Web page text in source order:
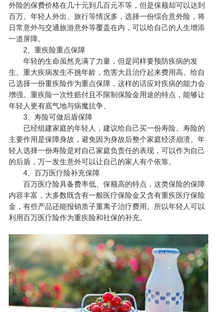
外险的保费价格在几十元到几百元不等，但是保额却可以达到
百万。年轻人外出、旅行等情况多，选择一份综合意外险，将
日常意外与交通旅游意外等覆盖在内，可以给自己的人生增添
一道屏障。
2、重疾险重点保障
年轻的生命虽然充满了力量，但是同样要预防疾病的发
生。重大疾病发生不挑年龄，危害大且治疗起来费用高。给自
己选择一份重疾险作为重点保障，这样的话应对疾病的能力会
增强。重疾险一次性赔付且不限制保险金用途的特点，能够让
年轻人更有底气地与病魔抗争、
3、寿险可做后盾保障
已经组建家庭的年轻人，建议给自己买一份寿险。寿险的
主要作用是保障身故，避免因为身故后整个家庭经济崩溃。年
轻人选择一份寿险是对自己家庭负责任的表现，可以作为自己
的后盾， 万一发生意外可以让自己的家人有个依靠。
4、百万医疗险补充保障
百万医疗险具备费率低、保额高的特点，这类保险的保障
内容丰富，大多数既含有一般医疗保险金又含有重疾医疗保险
金，有些产品还能报销质子重离子治疗费用。所以年轻人可以
利用百万医疗险作为重疾险和社保的补充。